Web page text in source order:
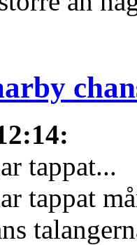
:
tappat...
tappat